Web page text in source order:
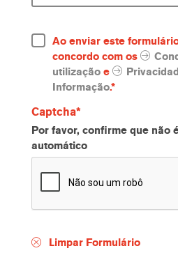
Ao enviar este
concordo com os
utilização e
Informação.*
Captcha
Por favor, confirme que não
automático
Limpar Formulário